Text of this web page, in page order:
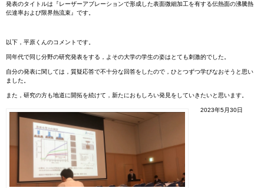
発表のタイトルは『レーザーアブレーションで形成した表面微細加工を有する伝熱面の沸騰熱
伝達率および限界熱流束』です。
以下，平原くんのコメントです。
同年代で同じ分野の研究発表をする，よその大学の学生の姿はとても刺激的でした。
自分の発表に関しては，質疑応答で不十分な回答をしたので，ひとつずつ学びなおそうと思い
ました。
また，研究の方も地道に開拓を続けて，新たにおもしろい発見をしていきたいと思います。
2023年5月30日